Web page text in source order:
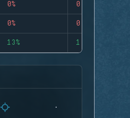
0% 0
0% 0
13% 1